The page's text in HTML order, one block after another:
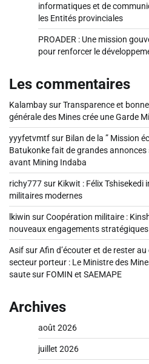
informatiques et de
les Entités provinciales
PROADER : Une mission
pour renforcer le
Les commentaires
KalambaysurTransparence et
générale des Mines crée une Garde
yyyfetvmtfsur Bilan de la ” Mission
Batukonke fait de grandes
avant Mining Indaba
richy777sur Kikwit : Félix
militaires modernes
lkiwin surCoopération militaire :
nouveaux engagements stratégiques
AsifsurAfin d’écouter et de rester
secteur porteur : Le Ministre des
saute sur FOMIN et SAEMAPE
Archives
août 2026
juillet 2026